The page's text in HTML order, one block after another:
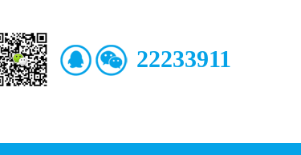
22233911